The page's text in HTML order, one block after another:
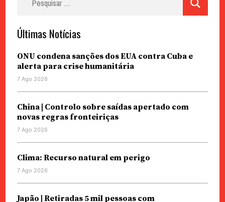
Últimas Notícias
ONU condena sanções dos EUA contra Cuba e
alerta para crise humanitária
7 Ago 2026
China | Controlo sobre saídas apertado com
novas regras fronteiriças
7 Ago 2026
Clima: Recurso natural em perigo
7 Ago 2026
Japão | Retiradas 5 mil pessoas com